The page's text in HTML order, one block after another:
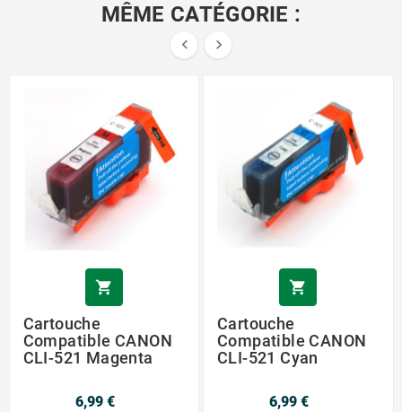
MÊME CATÉGORIE :
 

Cartouche
Compatible CANON
CLI-521 Magenta
6,99 €

Cartouche
Compatible CANON
CLI-521 Cyan
6,99 €